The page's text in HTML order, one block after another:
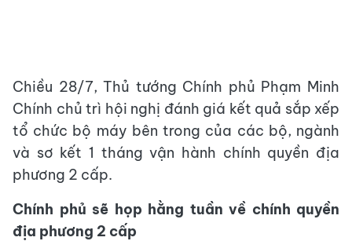
Chiều 28/7, Thủ tướng Chính phủ Phạm Minh
Chính chủ trì hội nghị đánh giá kết quả sắp xếp
tổ chức bộ máy bên trong của các bộ, ngành
và sơ kết 1 tháng vận hành chính quyền địa
phương 2 cấp.
Chính phủ sẽ họp hằng tuần về chính quyền
địa phương 2 cấp